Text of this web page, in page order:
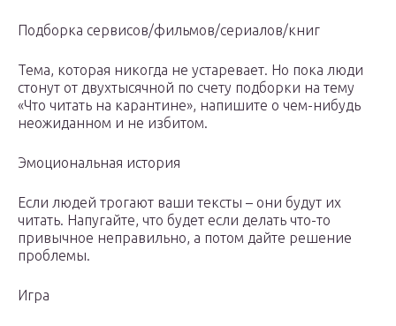
Подборка сервисов/фильмов/сериалов/книг
Тема, которая никогда не устаревает. Но пока люди
стонут от двухтысячной по счету подборки на тему
«Что читать на карантине», напишите о чем-нибудь
неожиданном и не избитом.
Эмоциональная история
Если людей трогают ваши тексты – они будут их
читать. Напугайте, что будет если делать что-то
привычное неправильно, а потом дайте решение
проблемы.
Игра